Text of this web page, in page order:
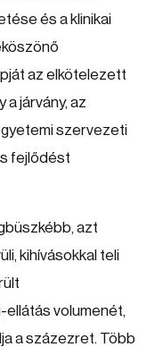
és a klinikai
az elkötelezett
járvány, az
szervezeti
fejlődést
azt
kihívásokkal teli
volumenét,
a százezret. Több